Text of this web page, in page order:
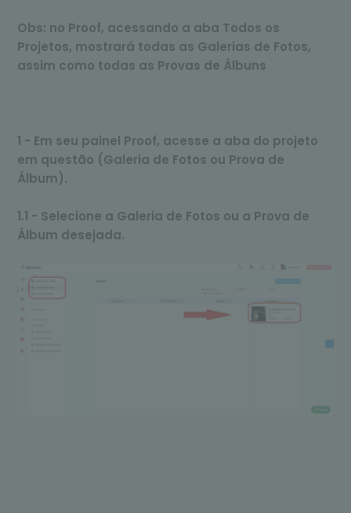
Obs: no Proof, acessando a aba Todos os
Projetos, mostrará todas as Galerias de Fotos,
assim como todas as Provas de Álbuns
1 - Em seu painel Proof, acesse a aba do projeto
em questão (Galeria de Fotos ou Prova de
Álbum).
1.1 - Selecione a Galeria de Fotos ou a Prova de
Álbum desejada.